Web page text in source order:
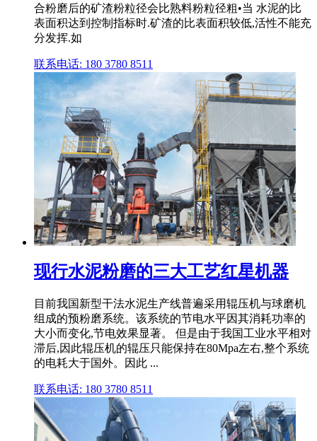
合粉磨后的矿渣粉粒径会比熟料粉粒径粗•当 水泥的比
表面积达到控制指标时.矿渣的比表面积较低,活性不能充
分发挥.如
联系电话: 180 3780 8511
现行水泥粉磨的三大工艺红星机器
目前我国新型干法水泥生产线普遍采用辊压机与球磨机
组成的预粉磨系统。该系统的节电水平因其消耗功率的
大小而变化,节电效果显著。 但是由于我国工业水平相对
滞后,因此辊压机的辊压只能保持在80Mpa左右,整个系统
的电耗大于国外。因此 ...
联系电话: 180 3780 8511